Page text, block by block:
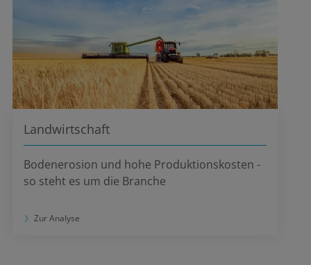
Landwirtschaft
Bodenerosion und hohe Produktionskosten -
so steht es um die Branche
Zur Analyse